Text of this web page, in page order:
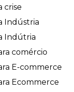
crise
Indústria
Indútria
comércio
E-commerce
Ecommerce